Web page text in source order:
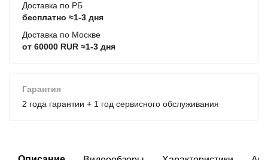
Доставка по РБ
бесплатно ≈1-3 дня
Доставка по Москве
от 60000 RUR ≈1-3 дня
Гарантия
2 года гарантии + 1 год сервисного обслуживания